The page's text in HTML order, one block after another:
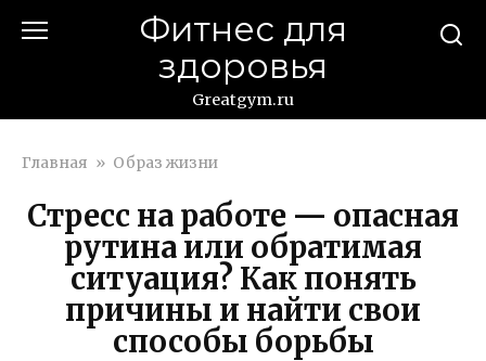
Фитнес для
здоровья
Greatgym.ru
Главная » Образ жизни
Стресс на работе — опасная
рутина или обратимая
ситуация? Как понять
причины и найти свои
способы борьбы